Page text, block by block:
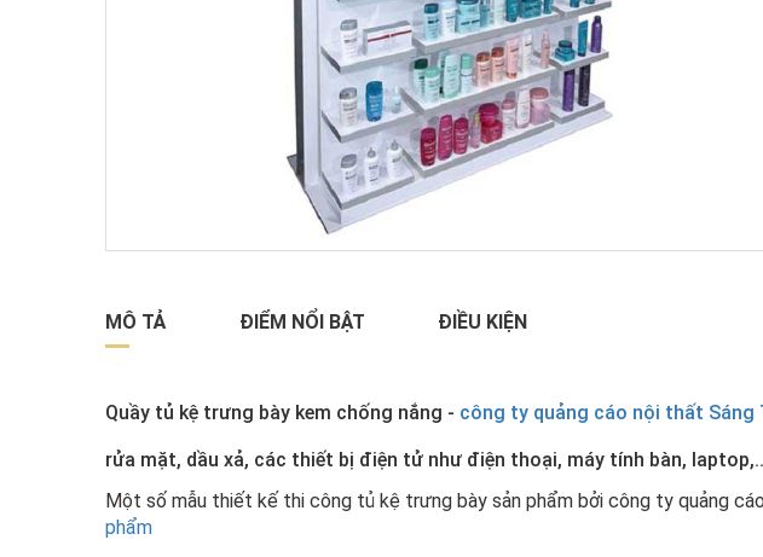
MÔ TẢ ĐIỂM NỔI BẬT ĐIỀU KIỆN
Quầy tủ kệ trưng bày kem chống nắng - công ty quảng cáo nội thất Sáng
rửa mặt, dầu xả, các thiết bị điện tử như điện thoại, máy tính bàn,
Một số mẫu thiết kế thi công tủ kệ trưng bày sản phẩm bởi công ty quảng
phẩm